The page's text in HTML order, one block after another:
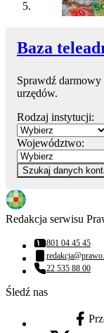
Baza
Sprawdź darmowy
urzędów.
Rodzaj instytucji:
Województwo:
Szukaj danych
Redakcja serwisu
Numer telefonu:
801 04 45 45
Adres email:
Numer telefonu:
22 535 88 00
Śledź nas